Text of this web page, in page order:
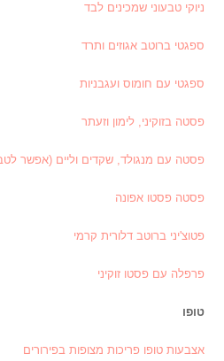
ניוקי טבעוני שמכינים לבד
ספגטי ברוטב אגוזים ותרד
ספגטי עם חומוס ועגבניות
פסטה בזוקיני, לימון וזעתר
פסטה עם מנגולד, שקדים וליים (אפשר
פסטה פסטו אפונה
פטוצ'יני ברוטב דלורית קרמי
פרפלה עם פסטו זוקיני
טופו
אצבעות טופו פריכות מצופות בפירורים